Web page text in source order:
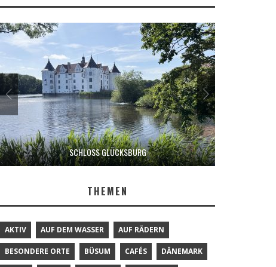
SCHLOSS GLÜCKSBURG
THEMEN
AKTIV AUF DEM WASSER AUF RÄDERN
BESONDERE ORTE BÜSUM CAFÉS DÄNEMARK